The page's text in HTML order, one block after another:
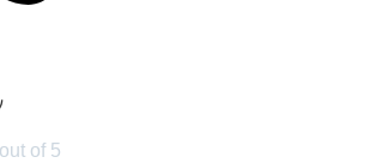
of 5